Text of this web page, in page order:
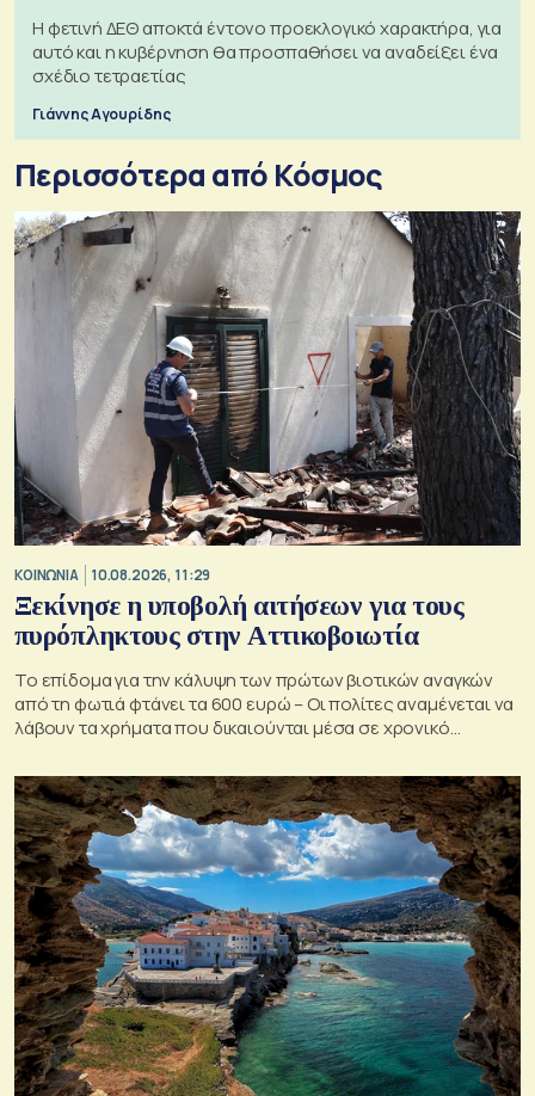
Η φετινή ΔΕΘ αποκτά έντονο προεκλογικό χαρακτήρα, για
αυτό και η κυβέρνηση θα προσπαθήσει να αναδείξει ένα
σχέδιο τετραετίας
Γιάννης Αγουρίδης
Περισσότερα από Κόσμος
ΚΟΙΝΩΝΙΑ 10.08.2026, 11:29
Ξεκίνησε η υποβολή αιτήσεων για τους
πυρόπληκτους στην Αττικοβοιωτία
Το επίδομα για την κάλυψη των πρώτων βιοτικών αναγκών
από τη φωτιά φτάνει τα 600 ευρώ – Οι πολίτες αναμένεται να
λάβουν τα χρήματα που δικαιούνται μέσα σε χρονικό